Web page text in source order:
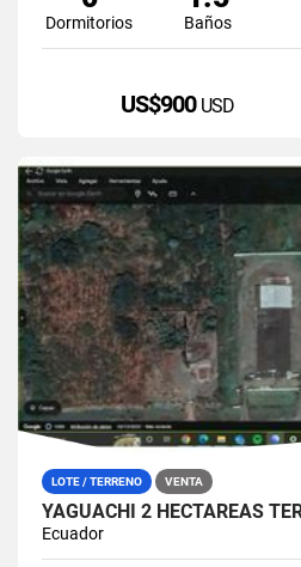
Dormitorios Baños
US$900 USD
LOTE / TERRENO VENTA
Ecuador